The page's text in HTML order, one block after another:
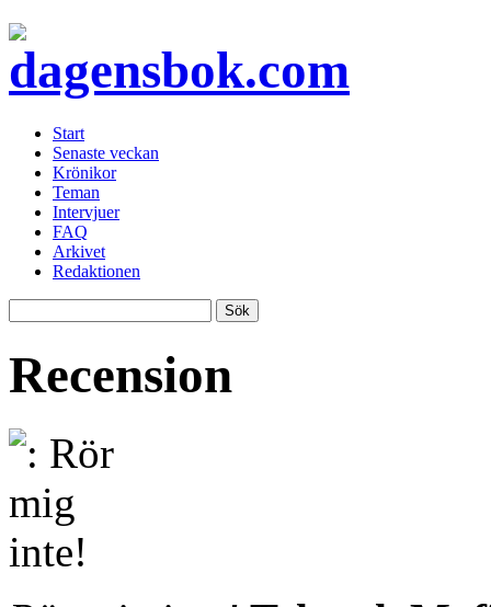
Start
Senaste veckan
Krönikor
Teman
Intervjuer
FAQ
Arkivet
Redaktionen
Recension